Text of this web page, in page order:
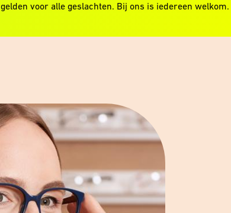
gelden voor alle geslachten. Bij ons is iedereen welkom.